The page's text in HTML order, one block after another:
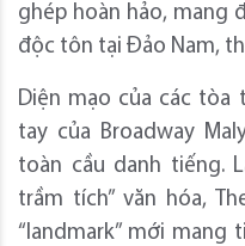
ghép hoàn hảo, mang
độc tôn tại Đảo Nam,
Diện mạo của các tòa
tay của Broadway
toàn cầu danh tiếng.
trầm tích” văn hóa,
“landmark” mới mang